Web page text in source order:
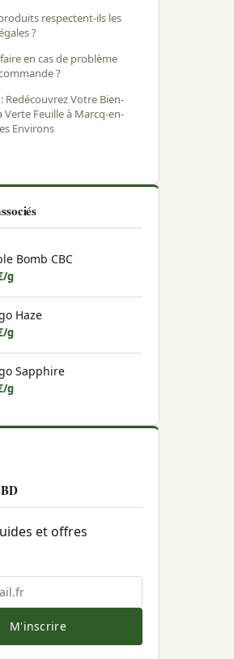
respectent-ils les
?
en cas de problème
?
Redécouvrez Votre Bien-
Verte Feuille à Marcq-en-
Environs
Bomb CBC
/g
Haze
/g
Sapphire
/g
et offres
M'inscrire